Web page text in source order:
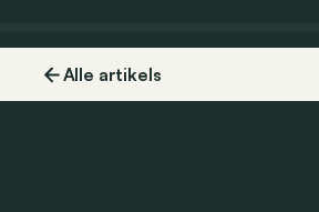
Alle artikels